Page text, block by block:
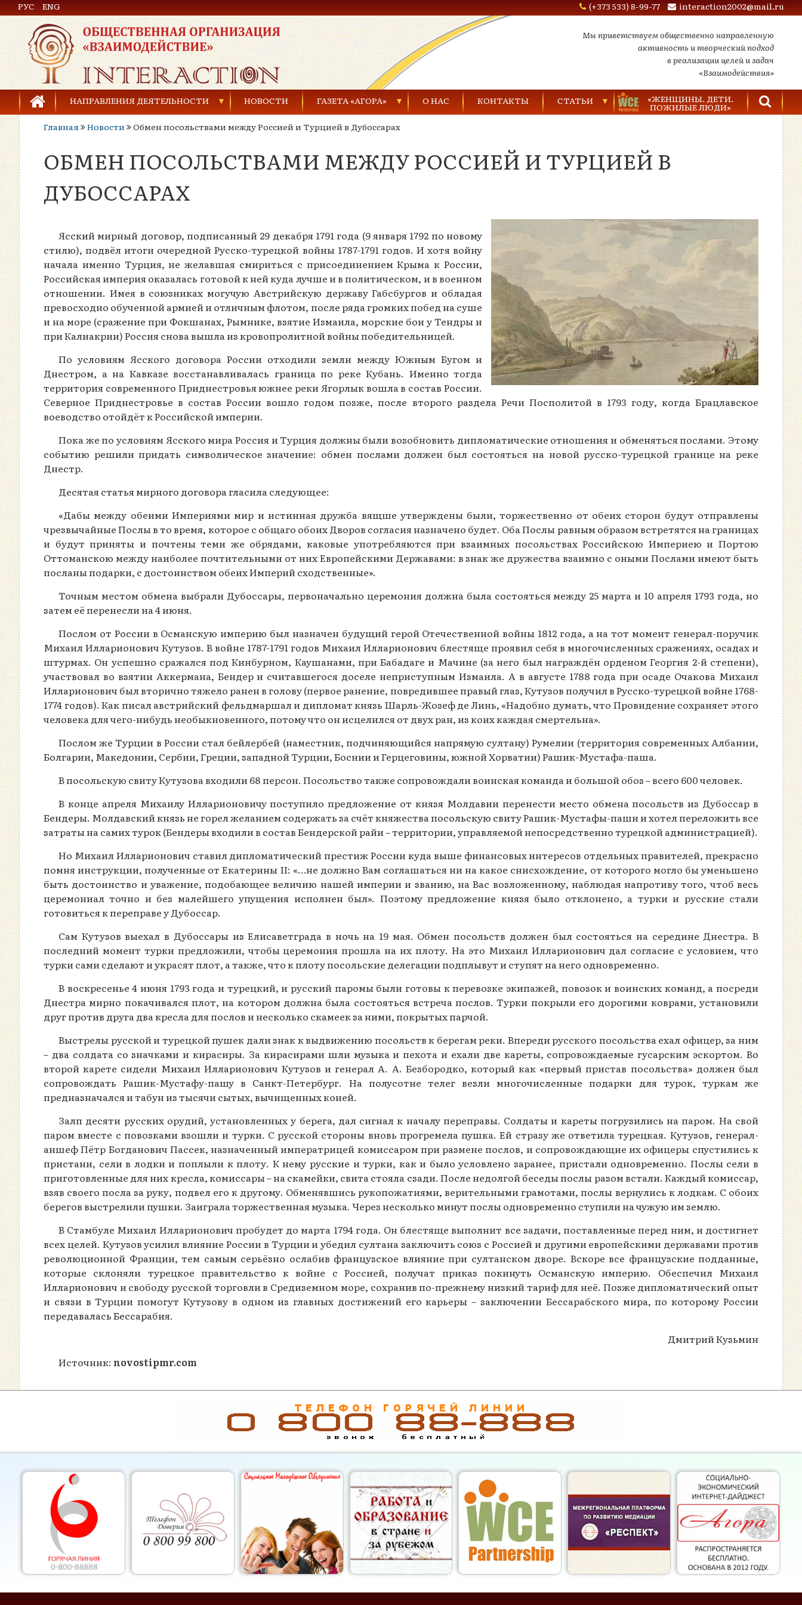
Общественная организация «Взаимодействие»
РУС ENG (+373 533) 8-99-77 interaction2002@mail.ru
Мы приветствуем общественно направленную
активность и творческий подход
в реализации целей и задач
«Взаимодействия»
НАПРАВЛЕНИЯ ДЕЯТЕЛЬНОСТИ
Предупреждение торговли людьми
Предупреждение насилия в семье
Развитие детей и молодёжи
НОВОСТИ ГАЗЕТА «АГОРА»
Газеты за 2021 г.
Газеты за 2020 г.
Газеты за 2016 г.
Газеты за 2015 г.
Газеты за 2014 г.
Газеты за 2013 г.
О НАС КОНТАКТЫ СТАТЬИ
Насилие в семье
«ЖЕНЩИНЫ. ДЕТИ.
ПОЖИЛЫЕ ЛЮДИ»
Главная
Новости Обмен посольствами между Россией и Турцией в Дубоссарах
ОБМЕН ПОСОЛЬСТВАМИ МЕЖДУ РОССИЕЙ И ТУРЦИЕЙ В
ДУБОССАРАХ
Ясский мирный договор, подписанный 29 декабря 1791 года (9 января 1792 по новому
стилю), подвёл итоги очередной Русско-турецкой войны 1787-1791 годов. И хотя войну
начала именно Турция, не желавшая смириться с присоединением Крыма к России,
Российская империя оказалась готовой к ней куда лучше и в политическом, и в военном
отношении. Имея в союзниках могучую Австрийскую державу Габсбургов и обладая
превосходно обученной армией и отличным флотом, после ряда громких побед на суше
и на море (сражение при Фокшанах, Рымнике, взятие Измаила, морские бои у Тендры и
при Калиакрии) Россия снова вышла из кровопролитной войны победительницей.
По условиям Ясского договора России отходили земли между Южным Бугом и
Днестром, а на Кавказе восстанавливалась граница по реке Кубань. Именно тогда
территория современного Приднестровья южнее реки Ягорлык вошла в состав России.
Северное Приднестровье в состав России вошло годом позже, после второго раздела Речи Посполитой в 1793 году, когда Брацлавское
воеводство отойдёт к Российской империи.
Пока же по условиям Ясского мира Россия и Турция должны были возобновить дипломатические отношения и обменяться послами. Этому
событию решили придать символическое значение: обмен послами должен был состояться на новой русско-турецкой границе на реке
Днестр.
Десятая статья мирного договора гласила следующее:
«Дабы между обеими Империями мир и истинная дружба вящше утверждены были, торжественно от обеих сторон будут отправлены
чрезвычайные Послы в то время, которое с общаго обоих Дворов согласия назначено будет. Оба Послы равным образом встретятся на границах
и будут приняты и почтены теми же обрядами, каковые употребляются при взаимных посольствах Российскою Империею и Портою
Оттоманскою между наиболее почтительными от них Европейскими Державами: в знак же дружества взаимно с оными Послами имеют быть
посланы подарки, с достоинством обеих Империй сходственные».
Точным местом обмена выбрали Дубоссары, первоначально церемония должна была состояться между 25 марта и 10 апреля 1793 года, но
затем её перенесли на 4 июня.
Послом от России в Османскую империю был назначен будущий герой Отечественной войны 1812 года, а на тот момент генерал-поручик
Михаил Илларионович Кутузов. В войне 1787-1791 годов Михаил Илларионович блестяще проявил себя в многочисленных сражениях, осадах и
штурмах. Он успешно сражался под Кинбурном, Каушанами, при Бабадаге и Мачине (за него был награждён орденом Георгия 2-й степени),
участвовал во взятии Аккермана, Бендер и считавшегося доселе неприступным Измаила. А в августе 1788 года при осаде Очакова Михаил
Илларионович был вторично тяжело ранен в голову (первое ранение, повредившее правый глаз, Кутузов получил в Русско-турецкой войне 1768-
1774 годов). Как писал австрийский фельдмаршал и дипломат князь Шарль-Жозеф де Линь, «Надобно думать, что Провидение сохраняет этого
человека для чего-нибудь необыкновенного, потому что он исцелился от двух ран, из коих каждая смертельна».
Послом же Турции в России стал бейлербей (наместник, подчиняющийся напрямую султану) Румелии (территория современных Албании,
Болгарии, Македонии, Сербии, Греции, западной Турции, Боснии и Герцеговины, южной Хорватии) Рашик-Мустафа-паша.
В посольскую свиту Кутузова входили 68 персон. Посольство также сопровождали воинская команда и большой обоз – всего 600 человек.
В конце апреля Михаилу Илларионовичу поступило предложение от князя Молдавии перенести место обмена посольств из Дубоссар в
Бендеры. Молдавский князь не горел желанием содержать за счёт княжества посольскую свиту Рашик-Мустафы-паши и хотел переложить все
затраты на самих турок (Бендеры входили в состав Бендерской райи – территории, управляемой непосредственно турецкой администрацией).
Но Михаил Илларионович ставил дипломатический престиж России куда выше финансовых интересов отдельных правителей, прекрасно
помня инструкции, полученные от Екатерины II: «…не должно Вам соглашаться ни на какое снисхождение, от которого могло бы уменьшено
быть достоинство и уважение, подобающее величию нашей империи и званию, на Вас возложенному, наблюдая напротиву того, чтоб весь
церемониал точно и без малейшего упущения исполнен был». Поэтому предложение князя было отклонено, а турки и русские стали
готовиться к переправе у Дубоссар.
Сам Кутузов выехал в Дубоссары из Елисаветграда в ночь на 19 мая. Обмен посольств должен был состояться на середине Днестра. В
последний момент турки предложили, чтобы церемония прошла на их плоту. На это Михаил Илларионович дал согласие с условием, что
турки сами сделают и украсят плот, а также, что к плоту посольские делегации подплывут и ступят на него одновременно.
В воскресенье 4 июня 1793 года и турецкий, и русский паромы были готовы к перевозке экипажей, повозок и воинских команд, а посреди
Днестра мирно покачивался плот, на котором должна была состояться встреча послов. Турки покрыли его дорогими коврами, установили
друг против друга два кресла для послов и несколько скамеек за ними, покрытых парчой.
Выстрелы русской и турецкой пушек дали знак к выдвижению посольств к берегам реки. Впереди русского посольства ехал офицер, за ним
– два солдата со значками и кирасиры. За кирасирами шли музыка и пехота и ехали две кареты, сопровождаемые гусарским эскортом. Во
второй карете сидели Михаил Илларионович Кутузов и генерал А. А. Безбородко, который как «первый пристав посольства» должен был
сопровождать Рашик-Мустафу-пашу в Санкт-Петербург. На полусотне телег везли многочисленные подарки для турок, туркам же
предназначался и табун из тысячи сытых, вычищенных коней.
Залп десяти русских орудий, установленных у берега, дал сигнал к началу переправы. Солдаты и кареты погрузились на паром. На свой
паром вместе с повозками взошли и турки. С русской стороны вновь прогремела пушка. Ей стразу же ответила турецкая. Кутузов, генерал-
аншеф Пётр Богданович Пассек, назначенный императрицей комиссаром при размене послов, и сопровождающие их офицеры спустились к
пристани, сели в лодки и поплыли к плоту. К нему русские и турки, как и было условлено заранее, пристали одновременно. Послы сели в
приготовленные для них кресла, комиссары – на скамейки, свита стояла сзади. После недолгой беседы послы разом встали. Каждый комиссар,
взяв своего посла за руку, подвел его к другому. Обменявшись рукопожатиями, верительными грамотами, послы вернулись к лодкам. С обоих
берегов выстрелили пушки. Заиграла торжественная музыка. Через несколько минут послы одновременно ступили на чужую им землю.
В Стамбуле Михаил Илларионович пробудет до марта 1794 года. Он блестяще выполнит все задачи, поставленные перед ним, и достигнет
всех целей. Кутузов усилил влияние России в Турции и убедил султана заключить союз с Россией и другими европейскими державами против
революционной Франции, тем самым серьёзно ослабив французское влияние при султанском дворе. Вскоре все французские подданные,
которые склоняли турецкое правительство к войне с Россией, получат приказ покинуть Османскую империю. Обеспечил Михаил
Илларионович и свободу русской торговли в Средиземном море, сохранив по-прежнему низкий тариф для неё. Позже дипломатический опыт
и связи в Турции помогут Кутузову в одном из главных достижений его карьеры – заключении Бессарабского мира, по которому России
передавалась Бессарабия.
Дмитрий Кузьмин
Источник: novostipmr.com